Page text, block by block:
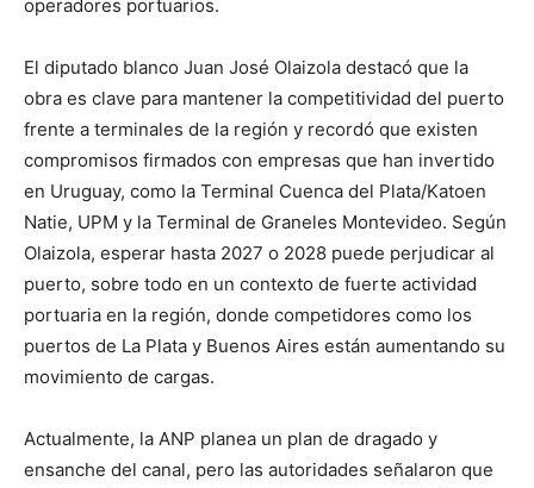
operadores portuarios.
El diputado blanco Juan José Olaizola destacó que la
obra es clave para mantener la competitividad del puerto
frente a terminales de la región y recordó que existen
compromisos firmados con empresas que han invertido
en Uruguay, como la Terminal Cuenca del Plata/Katoen
Natie, UPM y la Terminal de Graneles Montevideo. Según
Olaizola, esperar hasta 2027 o 2028 puede perjudicar al
puerto, sobre todo en un contexto de fuerte actividad
portuaria en la región, donde competidores como los
puertos de La Plata y Buenos Aires están aumentando su
movimiento de cargas.
Actualmente, la ANP planea un plan de dragado y
ensanche del canal, pero las autoridades señalaron que